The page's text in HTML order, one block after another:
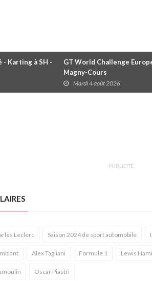
- Karting à SH -
GT World Challenge
Magny-Cours
Mardi 4 août 2026
PUBLICITÉ
Leclerc Saison 2024 de sport automobile
Alex Tagliani Formule 1 Lewis
Oscar Piastri